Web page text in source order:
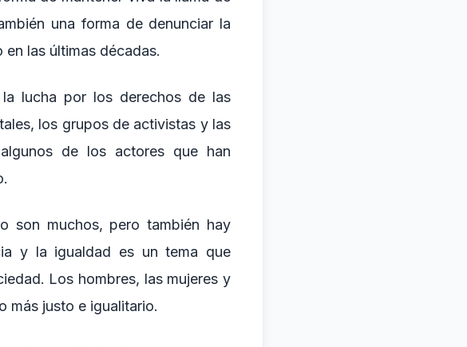
una forma de denunciar la
las últimas décadas.
lucha por los derechos de las
los grupos de activistas y las
de los actores que han
son muchos, pero también hay
y la igualdad es un tema que
Los hombres, las mujeres y
más justo e igualitario.